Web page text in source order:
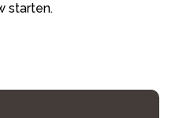
starten.